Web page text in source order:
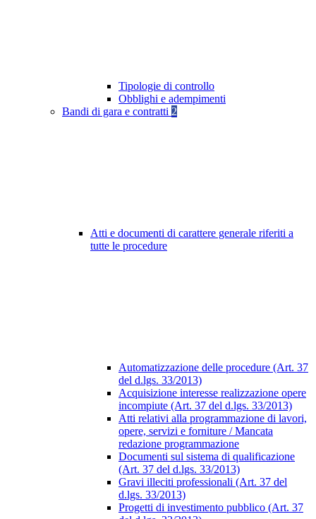
Tipologie di controllo
Obblighi e adempimenti
Bandi di gara e contratti 2
Atti e documenti di carattere generale riferiti a
tutte le procedure
Automatizzazione delle procedure (Art. 37
del d.lgs. 33/2013)
Acquisizione interesse realizzazione opere
incompiute (Art. 37 del d.lgs. 33/2013)
Atti relativi alla programmazione di lavori,
opere, servizi e forniture / Mancata
redazione programmazione
Documenti sul sistema di qualificazione
(Art. 37 del d.lgs. 33/2013)
Gravi illeciti professionali (Art. 37 del
d.lgs. 33/2013)
Progetti di investimento pubblico (Art. 37